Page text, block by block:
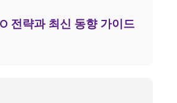
전략과 최신 동향 가이드